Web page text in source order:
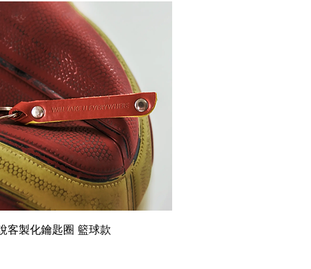
快速瀏覽
客製化鑰匙圈 籃球款